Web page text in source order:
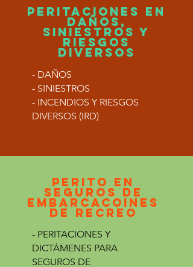
PERITACIONES EN
DAÑOS,
SINIESTROS Y
RIESGOS
DIVERSOS
- DAÑOS
- SINIESTROS
- INCENDIOS Y RIESGOS
DIVERSOS (IRD)
PERITO EN
SEGUROS DE
EMBARCACOINES
DE RECREO
- PERITACIONES Y
DICTÁMENES PARA
SEGUROS DE